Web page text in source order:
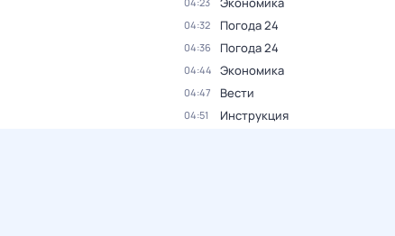
04:32 Погода 24
04:36 Погода 24
04:44 Экономика
04:47 Вести
04:51 Инструкция